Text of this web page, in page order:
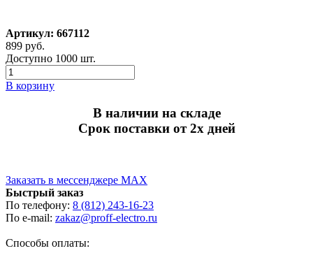
Артикул: 667112
899 руб.
Доступно 1000 шт.
В корзину
В наличии на складе
Срок поставки от 2х дней
Заказать в мессенджере MAX
Быстрый заказ
По телефону: 8 (812) 243-16-23
По e-mail: zakaz@proff-electro.ru
Способы оплаты: